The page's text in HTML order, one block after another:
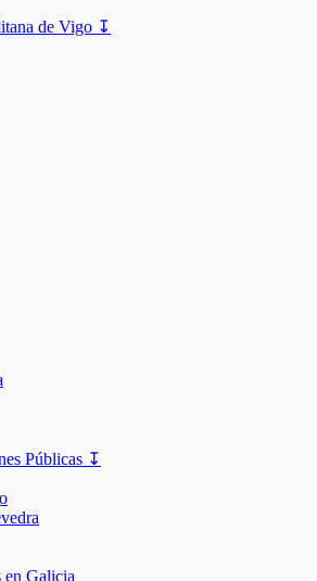
de Vigo ↧
Públicas ↧
en Galicia